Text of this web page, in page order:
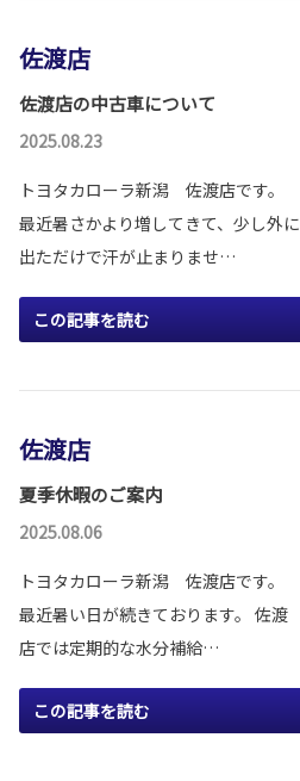
佐渡店
佐渡店の中古車について
2025.08.23
トヨタカローラ新潟 佐渡店です。
最近暑さかより増してきて、少し外に
出ただけで汗が止まりませ…
この記事を読む
佐渡店
夏季休暇のご案内
2025.08.06
トヨタカローラ新潟 佐渡店です。
最近暑い日が続きております。 佐渡
店では定期的な水分補給…
この記事を読む